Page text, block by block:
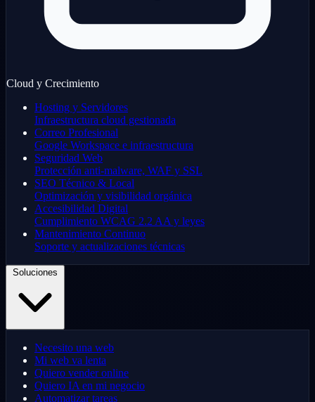
Cloud y Crecimiento
Hosting y Servidores
Infraestructura cloud gestionada
Correo Profesional
Google Workspace e infraestructura
Seguridad Web
Protección anti-malware, WAF y SSL
SEO Técnico & Local
Optimización y visibilidad orgánica
Accesibilidad Digital
Cumplimiento WCAG 2.2 AA y leyes
Mantenimiento Continuo
Soporte y actualizaciones técnicas
Necesito una web
Mi web va lenta
Quiero vender online
Quiero IA en mi negocio
Automatizar tareas